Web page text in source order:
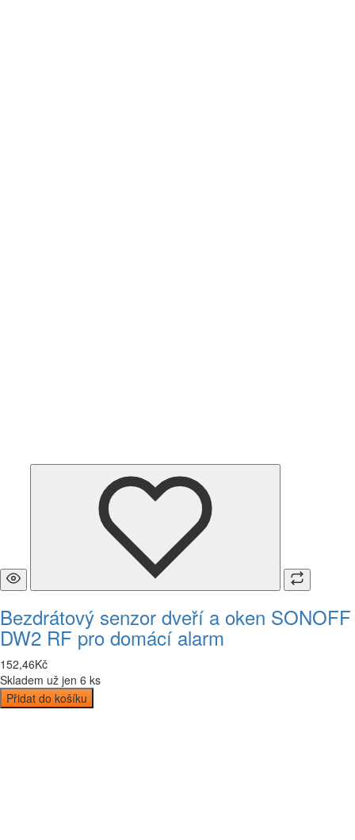
Bezdrátový senzor dveří a oken SONOFF
DW2 RF pro domácí alarm
152,46Kč
Skladem už jen 6 ks
Přidat do košíku